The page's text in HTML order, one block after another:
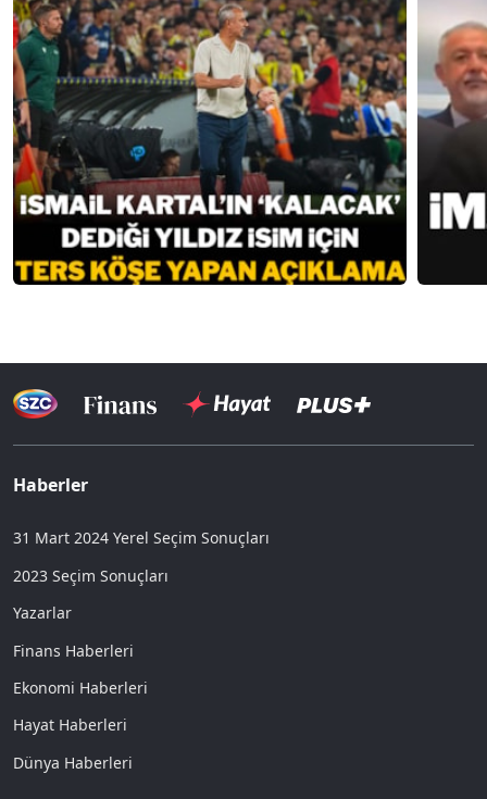
Haberler
31 Mart 2024 Yerel Seçim Sonuçları
2023 Seçim Sonuçları
Yazarlar
Finans Haberleri
Ekonomi Haberleri
Hayat Haberleri
Dünya Haberleri